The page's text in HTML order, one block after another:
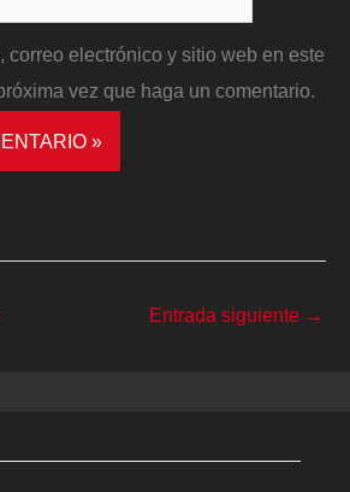
correo electrónico y sitio web en este
vez que haga un comentario.
Entrada siguiente →